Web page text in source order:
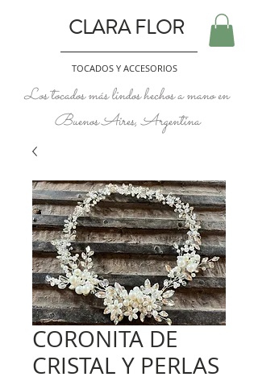
CLARA FLOR
TOCADOS Y ACCESORIOS
Los tocados más lindos hechos a mano en
Buenos Aires, Argentina
CORONITA DE
CRISTAL Y PERLAS